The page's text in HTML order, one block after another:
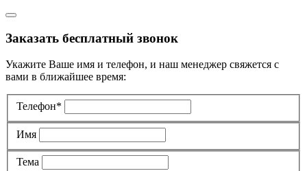
Заказать бесплатный звонок
Укажите Ваше имя и телефон, и наш менеджер свяжется с
вами в ближайшее время:
Телефон*
Имя
Тема